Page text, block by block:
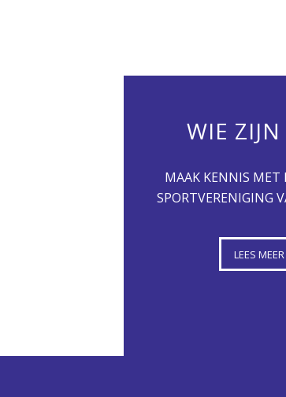
WIE ZIJN
MAAK KENNIS MET
SPORTVERENIGING
LEES MEER